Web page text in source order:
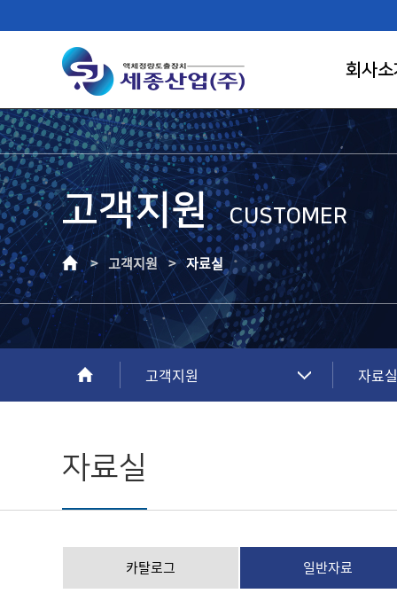
회사소
FIRST RANK OF LIQUID CONTROL
SAEJONG IND.
고객이 신뢰하는 기업, 고객만족의 가치를
창조하는 건실한 기업으로 성장하겠습니다.
고객지원 CUSTOMER
> 고객지원 >자료실
고객지원 자료실
자료실
카탈로그 일반자료